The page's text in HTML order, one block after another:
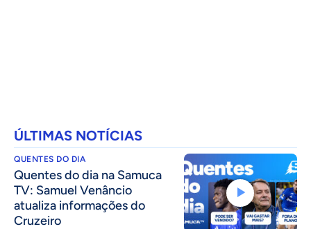
ÚLTIMAS NOTÍCIAS
QUENTES DO DIA
Quentes do dia na Samuca
TV: Samuel Venâncio
atualiza informações do
Cruzeiro